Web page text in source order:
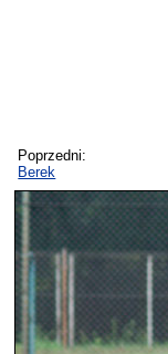
Poprzedni:
Berek